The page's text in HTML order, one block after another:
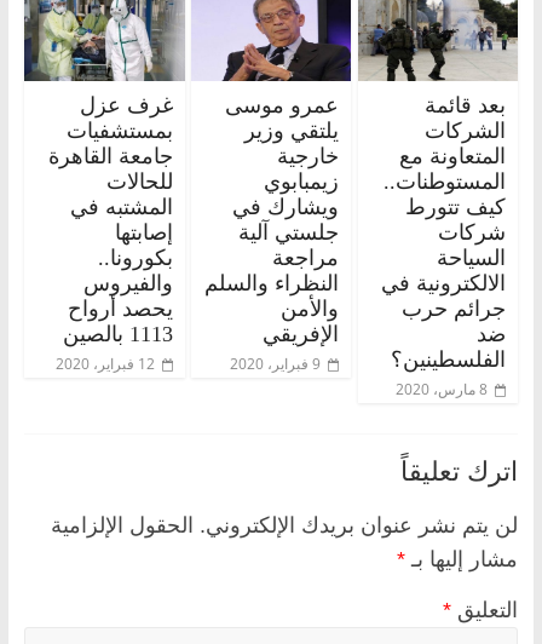
بعد قائمة
الشركات
المتعاونة مع
المستوطنات..
كيف تتورط
شركات
السياحة
الالكترونية في
جرائم حرب
ضد
الفلسطينين؟
8 مارس، 2020
عمرو موسى
يلتقي وزير
خارجية
زيمبابوي
ويشارك في
جلستي آلية
مراجعة
النظراء والسلم
والأمن
الإفريقي
9 فبراير، 2020
غرف عزل
بمستشفيات
جامعة القاهرة
للحالات
المشتبه في
إصابتها
بكورونا..
والفيروس
يحصد أرواح
1113 بالصين
12 فبراير، 2020
اترك تعليقاً
لن يتم نشر عنوان بريدك الإلكتروني. الحقول الإلزامية
مشار إليها بـ *
التعليق *